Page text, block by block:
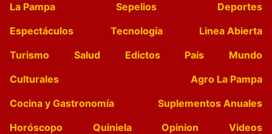
La Pampa Sepelios
Deportes
Espectáculos
Tecnología
Linea Abierta
Turismo
Salud Edictos País
Mundo
Culturales
Agro La Pampa
Cocina y Gastronomía
Suplementos Anuales
Horóscopo
Quiniela Opinion
Videos